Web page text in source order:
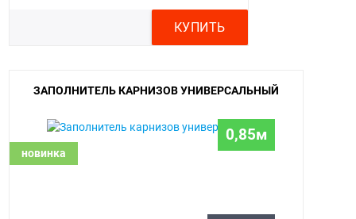
КУПИТЬ
новинка
ЗАПОЛНИТЕЛЬ КАРНИЗОВ УНИВЕРСАЛЬНЫЙ
0,85м